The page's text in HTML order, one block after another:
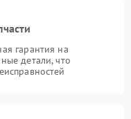
гарантия на
детали, что